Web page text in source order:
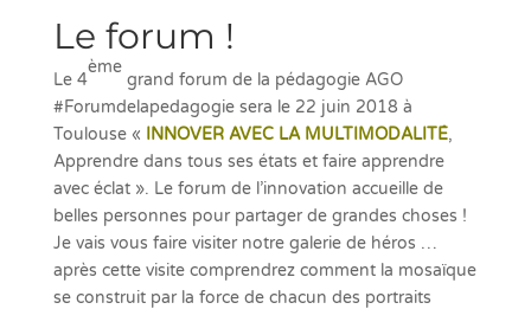
Le forum !
Le 4
ème
grand forum de la pédagogie AGO
#Forumdelapedagogie sera le 22 juin 2018 à
Toulouse « INNOVER AVEC LA MULTIMODALITÉ,
Apprendre dans tous ses états et faire apprendre
avec éclat ». Le forum de l’innovation accueille de
belles personnes pour partager de grandes choses !
Je vais vous faire visiter notre galerie de héros …
après cette visite comprendrez comment la mosaïque
se construit par la force de chacun des portraits